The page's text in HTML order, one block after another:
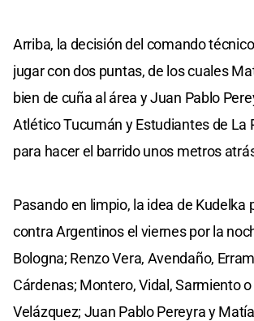
Arriba, la decisión del comando
jugar con dos puntas, de los cuales
bien de cuña al área y Juan Pablo
Atlético Tucumán y Estudiantes de La
para hacer el barrido unos metros
Pasando en limpio, la idea de Kudelka
contra Argentinos el viernes por la
Bologna; Renzo Vera, Avendaño,
Cárdenas; Montero, Vidal, Sarmiento
Velázquez; Juan Pablo Pereyra y